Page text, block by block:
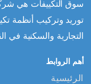
سوق التكييفات هي
توريد وتركيب أنظمة
التجارية والسكنية في
أهم الروابط
الرئيسية